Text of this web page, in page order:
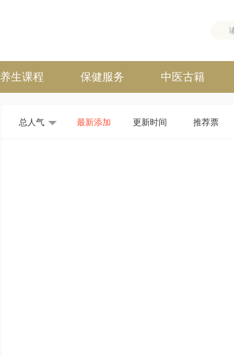
养生课程 保健服务 中医古籍
总人气 最新添加 更新时间 推荐票